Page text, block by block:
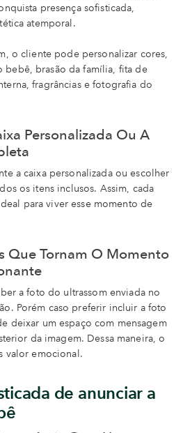
presença sofisticada,
atemporal.
o cliente pode personalizar cores,
bebê, brasão da família, fita de
fragrâncias e fotografia do
Personalizada Ou A
a caixa personalizada ou escolher
os itens inclusos. Assim, cada
para viver esse momento de
Que Tornam O Momento
a foto do ultrassom enviada no
Porém caso preferir incluir a foto
deixar um espaço com mensagem
da imagem. Dessa maneira, o
valor emocional.
de anunciar a